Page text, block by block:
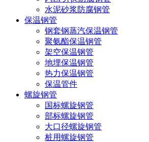
水泥砂浆防腐钢管
保温钢管
钢套钢蒸汽保温钢管
聚氨酯保温钢管
架空保温钢管
地埋保温钢管
热力保温钢管
保温管件
螺旋钢管
国标螺旋钢管
部标螺旋钢管
大口径螺旋钢管
桩用螺旋钢管